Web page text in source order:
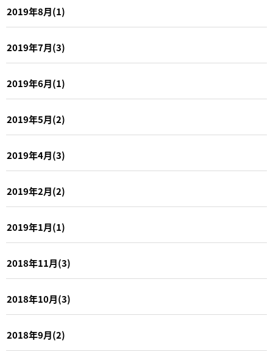
2019年8月(1)
2019年7月(3)
2019年6月(1)
2019年5月(2)
2019年4月(3)
2019年2月(2)
2019年1月(1)
2018年11月(3)
2018年10月(3)
2018年9月(2)